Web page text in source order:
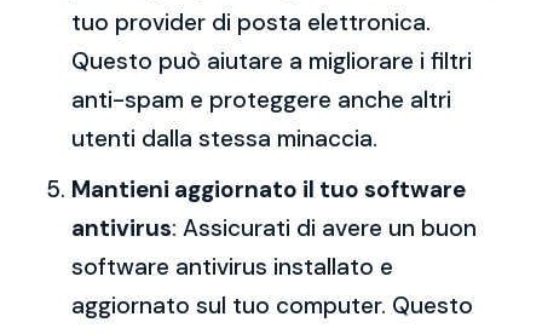
tuo provider di posta elettronica.
Questo può aiutare a migliorare i filtri
anti-spam e proteggere anche altri
utenti dalla stessa minaccia.
Mantieni aggiornato il tuo software
antivirus: Assicurati di avere un buon
software antivirus installato e
aggiornato sul tuo computer. Questo